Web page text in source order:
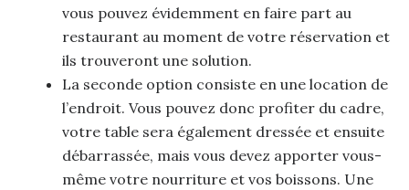
vous pouvez évidemment en faire part au
restaurant au moment de votre réservation et
ils trouveront une solution.
La seconde option consiste en une location de
l’endroit. Vous pouvez donc profiter du cadre,
votre table sera également dressée et ensuite
débarrassée, mais vous devez apporter vous-
même votre nourriture et vos boissons. Une